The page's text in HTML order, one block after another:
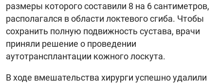
размеры которого составили 8 на 6 сантиметров,
располагался в области локтевого сгиба. Чтобы
сохранить полную подвижность сустава, врачи
приняли решение о проведении
аутотрансплантации кожного лоскута.
В ходе вмешательства хирурги успешно удалили